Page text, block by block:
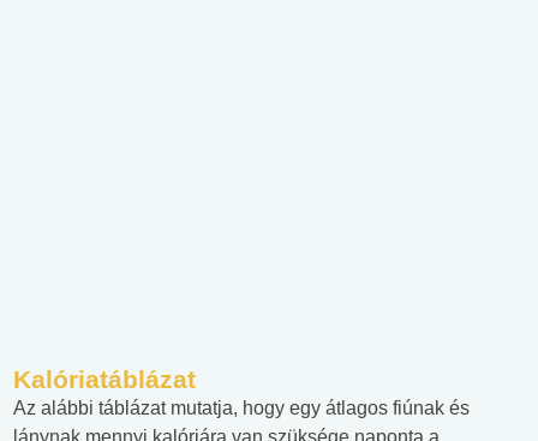
Kalóriatáblázat
Az alábbi táblázat mutatja, hogy egy átlagos fiúnak és